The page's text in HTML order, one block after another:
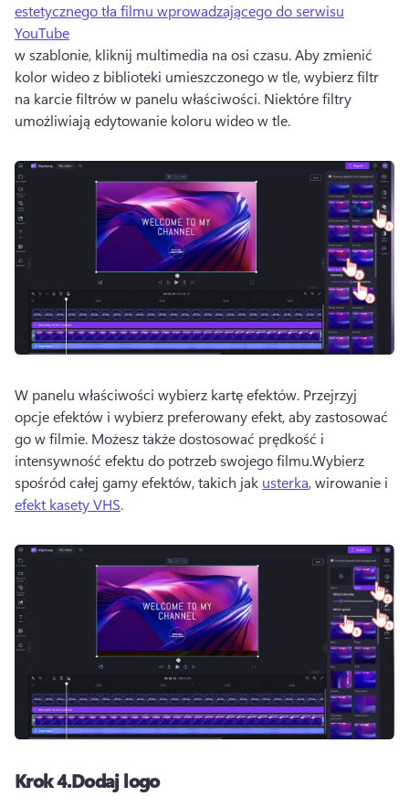
estetycznego tła filmu wprowadzającego do serwisu
YouTube
w szablonie, kliknij multimedia na osi czasu. Aby zmienić
kolor wideo z biblioteki umieszczonego w tle, wybierz filtr
na karcie filtrów w panelu właściwości. Niektóre filtry
umożliwiają edytowanie koloru wideo w tle.
W panelu właściwości wybierz kartę efektów. Przejrzyj
opcje efektów i wybierz preferowany efekt, aby zastosować
go w filmie. Możesz także dostosować prędkość i
intensywność efektu do potrzeb swojego filmu.Wybierz
spośród całej gamy efektów, takich jak usterka, wirowanie i
efekt kasety VHS.
Krok 4.Dodaj logo